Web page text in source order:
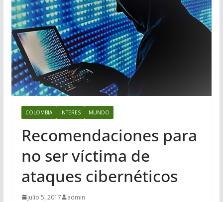
COLOMBIA INTERES MUNDO
Recomendaciones para
no ser víctima de
ataques cibernéticos
julio 5, 2017 admin